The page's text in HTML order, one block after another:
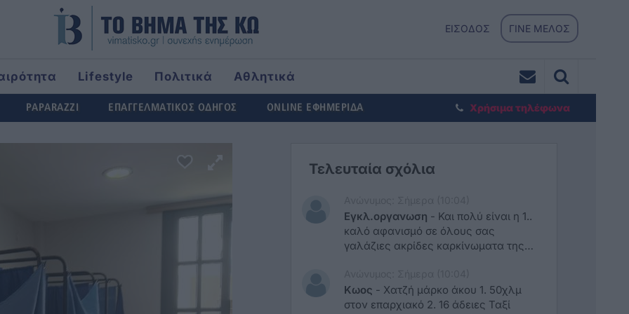
ΕΙΣΟΔΟΣ ΓΙΝΕ ΜΕΛΟΣ
Lifestyle Πολιτικά
Αθλητικά
PAPARAZZI ΕΠΑΓΓΕΛΜΑΤΙΚΟΣ ΟΔΗΓΟΣ ONLINE ΕΦΗΜΕΡΙΔΑ Χρήσιμα τηλέφωνα
Τελευταία σχόλια
Εγκλ.οργανωση - Και πολύ είναι η 1..
καλό αφανισμό σε όλους σας
γαλάζιες ακρίδες καρκίνωματα της
Κωος - Χατζή μάρκο άκου 1. 50χλμ
στον επαρχιακό 2. 16 άδειες Ταξί